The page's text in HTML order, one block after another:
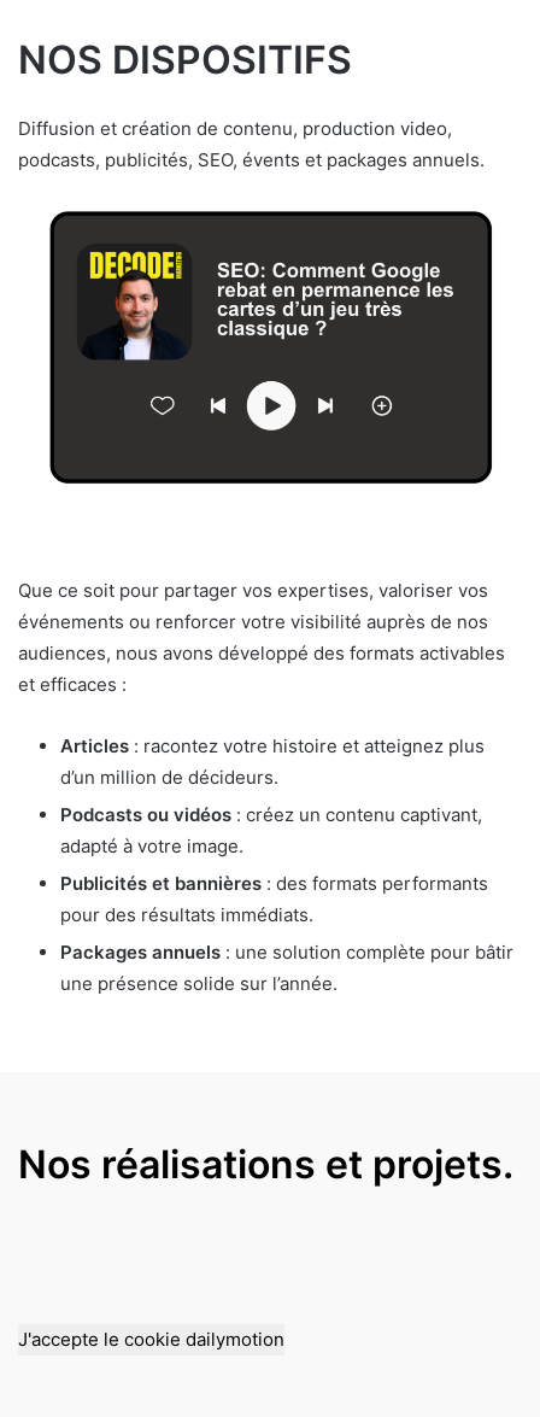
NOS DISPOSITIFS
Diffusion et création de contenu, production video,
podcasts, publicités, SEO, évents et packages annuels.
Que ce soit pour partager vos expertises, valoriser vos
événements ou renforcer votre visibilité auprès de nos
audiences, nous avons développé des formats activables
et efficaces :
Articles : racontez votre histoire et atteignez plus
d’un million de décideurs.
Podcasts ou vidéos : créez un contenu captivant,
adapté à votre image.
Publicités et bannières : des formats performants
pour des résultats immédiats.
Packages annuels : une solution complète pour bâtir
une présence solide sur l’année.
Nos réalisations et projets.
J'accepte le cookie dailymotion